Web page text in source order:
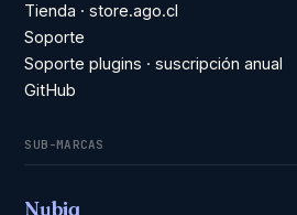
Tienda · store.ago.cl
Soporte
Soporte plugins · suscripción anual
GitHub
SUB-MARCAS
Nubiq